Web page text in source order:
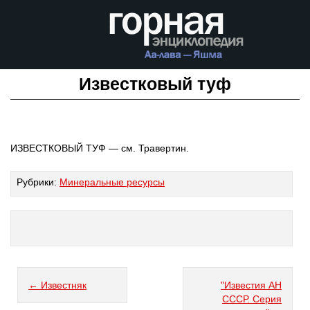
Известковый туф
ИЗВЕСТКОВЫЙ ТУФ — см. Травертин.
Рубрики: Минеральные ресурсы
← Известняк
"Известия АН
СССР. Серия